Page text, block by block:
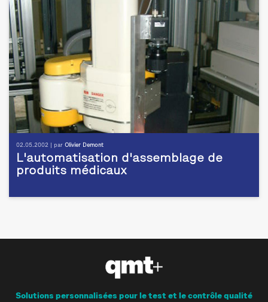
02.05.2002 | par Olivier Demont
L'automatisation d'assemblage de
produits médicaux
Solutions personnalisées pour le test et le contrôle qualité